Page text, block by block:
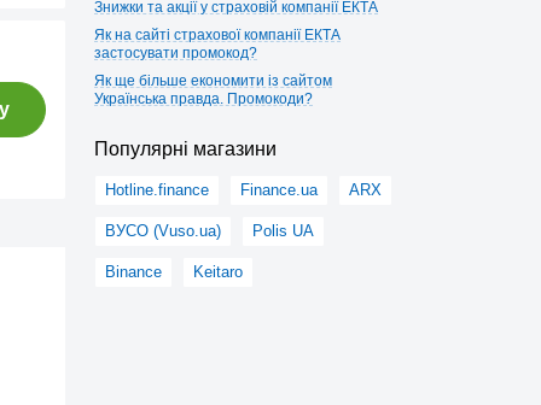
Знижки та акції у страховій компанії ЕКТА
Як на сайті страхової компанії ЕКТА
застосувати промокод?
Як ще більше економити із сайтом
Українська правда. Промокоди?
Популярні магазини
Hotline.finance Finance.ua ARX
ВУСО (Vuso.ua) Polis UA
Binance Keitaro